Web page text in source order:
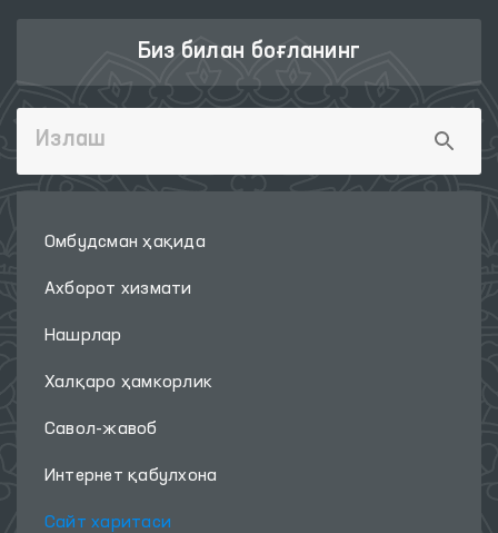
Биз билан боғланинг
Омбудсман ҳақида
Ахборот хизмати
Нашрлар
Халқаро ҳамкорлик
Савол-жавоб
Интернет қабулхона
Сайт харитаси